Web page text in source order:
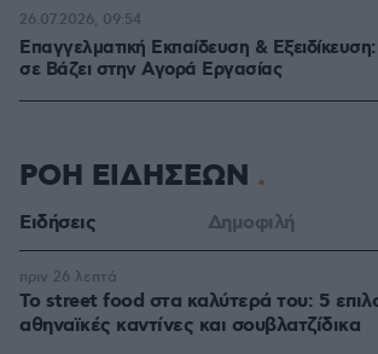
Επαγγελματική Εκπαίδευση &
σε Bάζει στην Aγορά Eργασίας
26.07.2026, 09:54
ΡΟΗ ΕΙΔΗΣΕΩΝ
Ειδήσεις Δημοφιλή
Το street food στα καλύτερά του: 5
αθηναϊκές καντίνες και σουβλατζίδικα
πριν 26 λεπτά